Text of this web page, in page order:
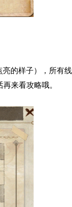
的样子），所有
来看攻略哦。